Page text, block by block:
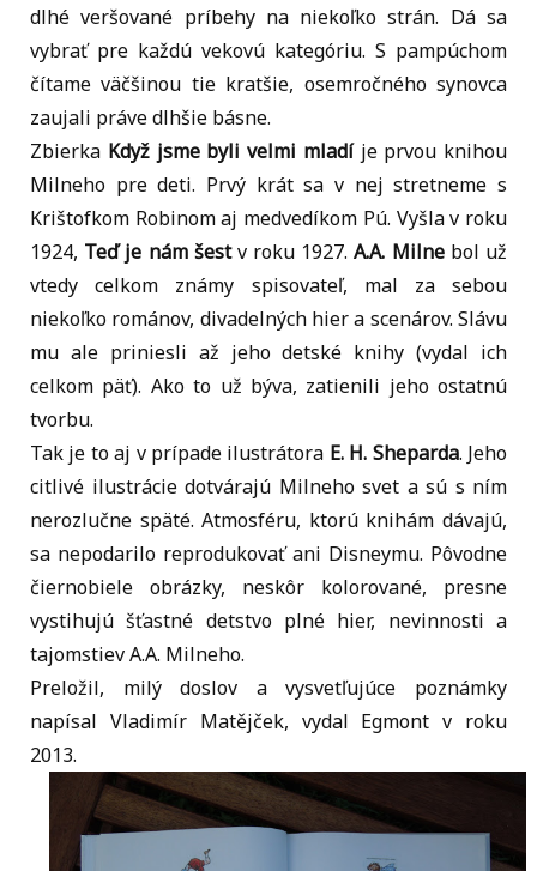
dlhé veršované príbehy na niekoľko strán. Dá sa
vybrať pre každú vekovú kategóriu. S pampúchom
čítame väčšinou tie kratšie, osemročného synovca
zaujali práve dlhšie básne.
Zbierka Když jsme byli velmi mladíje prvou knihou
Milneho pre deti. Prvý krát sa v nej stretneme s
Krištofkom Robinom aj medvedíkom Pú. Vyšla v roku
1924, Teď je nám šestv roku 1927.A.A. Milnebol už
vtedy celkom známy spisovateľ, mal za sebou
niekoľko románov, divadelných hier a scenárov. Slávu
mu ale priniesli až jeho detské knihy (vydal ich
celkom päť). Ako to už býva, zatienili jeho ostatnú
tvorbu.
Tak je to aj v prípade ilustrátora E. H. Sheparda. Jeho
citlivé ilustrácie dotvárajú Milneho svet a sú s ním
nerozlučne späté. Atmosféru, ktorú knihám dávajú,
sa nepodarilo reprodukovať ani Disneymu. Pôvodne
čiernobiele obrázky, neskôr kolorované, presne
vystihujú šťastné detstvo plné hier, nevinnosti a
tajomstiev A.A. Milneho.
Preložil, milý doslov a vysvetľujúce poznámky
napísal Vladimír Matějček, vydal Egmont v roku
2013.